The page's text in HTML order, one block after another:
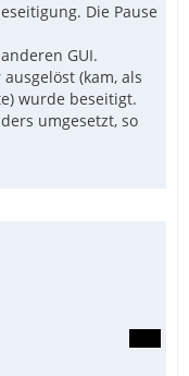
Die Pause
GUI.
(kam, als
wurde beseitigt.
umgesetzt, so